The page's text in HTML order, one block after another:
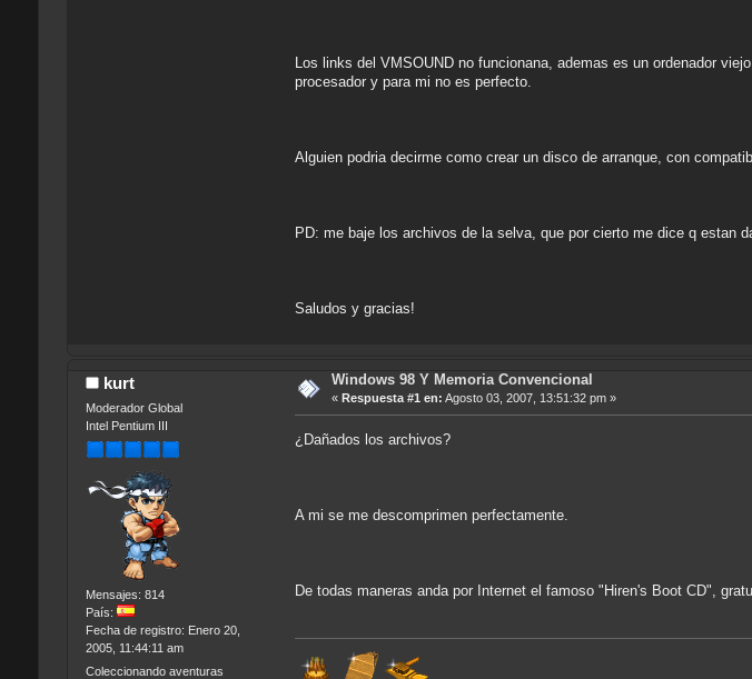
Los links del VMSOUND no funcionana, ademas es un ordenador
procesador y para mi no es perfecto.
Alguien podria decirme como crear un disco de arranque, con
PD: me baje los archivos de la selva, que por cierto me dice q estan
Saludos y gracias!
kurt
Moderador Global
Intel Pentium III
Mensajes: 814
País:
Fecha de registro: Enero 20,
2005, 11:44:11 am
Coleccionando aventuras
Windows 98 Y Memoria Convencional
« Respuesta #1 en: Agosto 03, 2007, 13:51:32 pm »
¿Dañados los archivos?
A mi se me descomprimen perfectamente.
De todas maneras anda por Internet el famoso "Hiren's Boot CD",